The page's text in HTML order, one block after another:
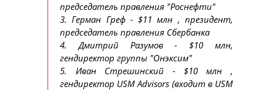
председатель правления "Роснефти"
3. Герман Греф - $11 млн , президент,
председатель правления Сбербанка
4. Дмитрий Разумов - $10 млн,
гендиректор группы "Онэксим"
5. Иван Стрешинский - $10 млн ,
гендиректор USM Advisors (входит в USM